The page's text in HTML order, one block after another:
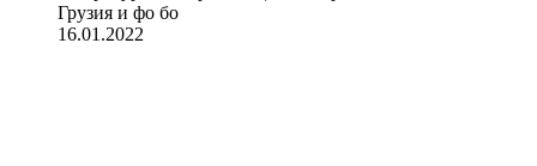
Грузия и фо бо
16.01.2022